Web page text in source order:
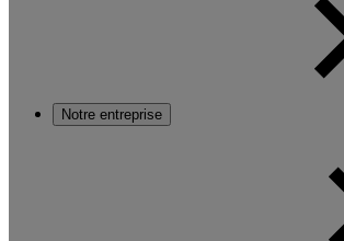
Notre entreprise